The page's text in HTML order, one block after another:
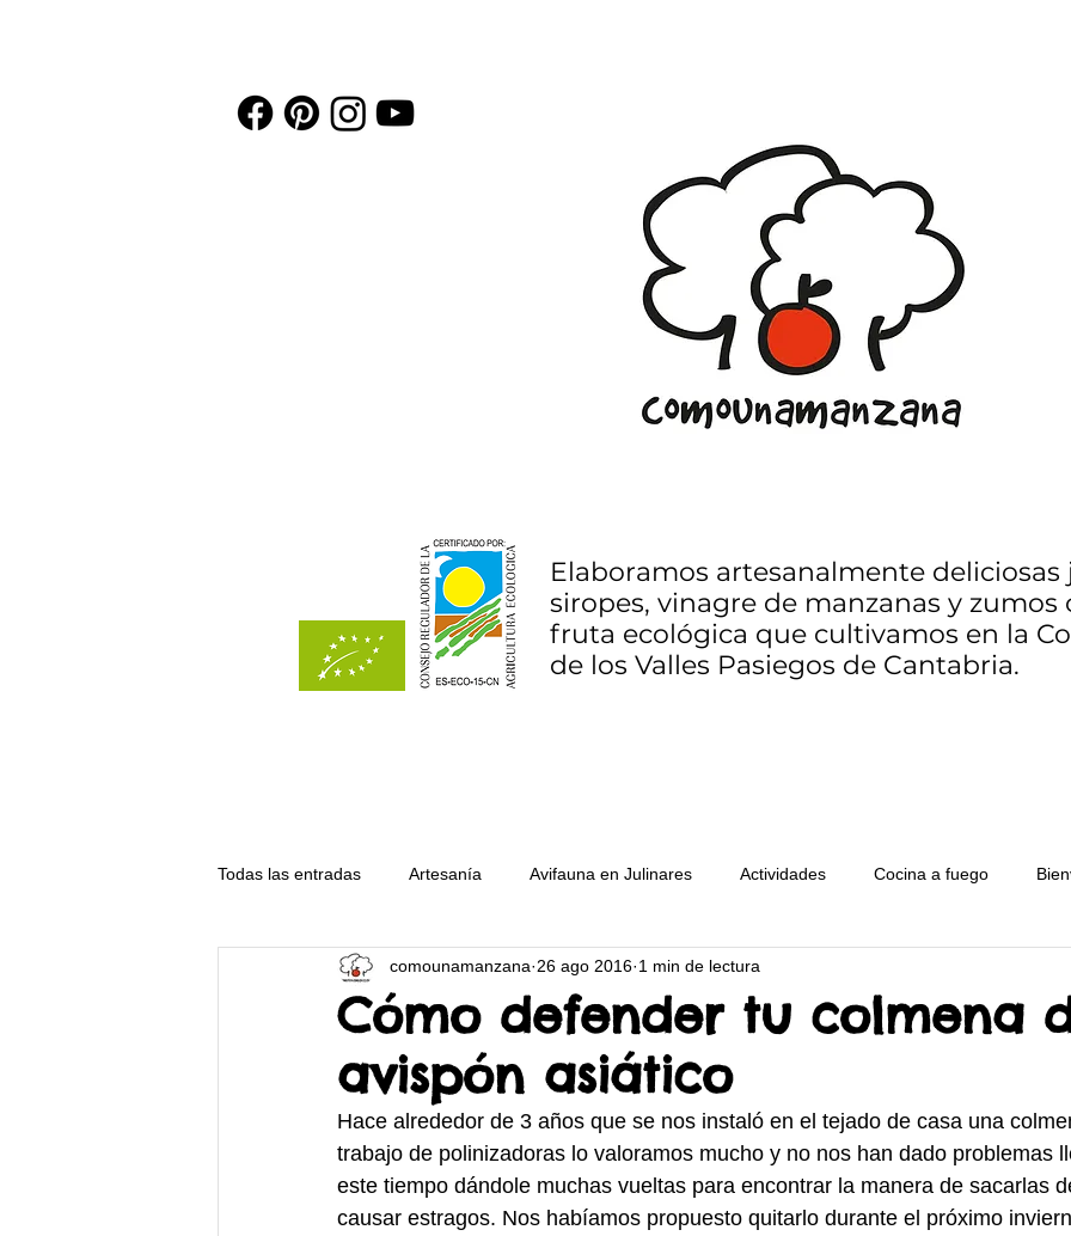
Elaboramos artesanalmente deliciosas
siropes, vinagre de manzanas y zumos
fruta ecológica que cultivamos en la
de los Valles Pasiegos de Cantabria.
Todas las entradas Artesanía Avifauna en Julinares Actividades Cocina a fuego
Del bosque Del campo Ecocosucas Herbario de Julinares
Recetas con manzana Recetas de fruta WWOOF
Cómo defender tu colmena
avispón asiático
comounamanzana 26 ago 2016 1 min de lectura
Hace alrededor de 3 años que se nos instaló en el tejado de casa una
trabajo de polinizadoras lo valoramos mucho y no nos han dado problemas
este tiempo dándole muchas vueltas para encontrar la manera de sacarlas
causar estragos. Nos habíamos propuesto quitarlo durante el próximo